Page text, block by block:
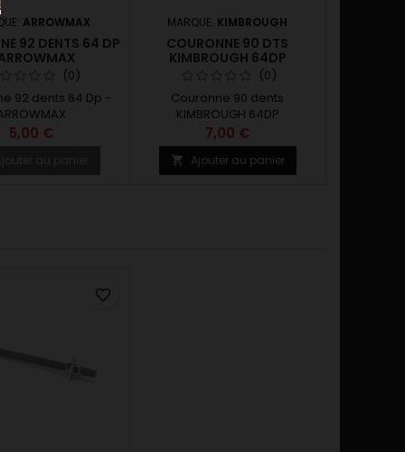
ARROWMAX
92 DENTS 64 DP
(0)
92 dents 64 Dp -
5,00 €
MARQUE: KIMBROUGH
COURONNE 90 DTS
KIMBROUGH 64DP
(0)
Couronne 90 dents
KIMBROUGH 64DP
7,00 €
 Ajouter au panier
favorite_border